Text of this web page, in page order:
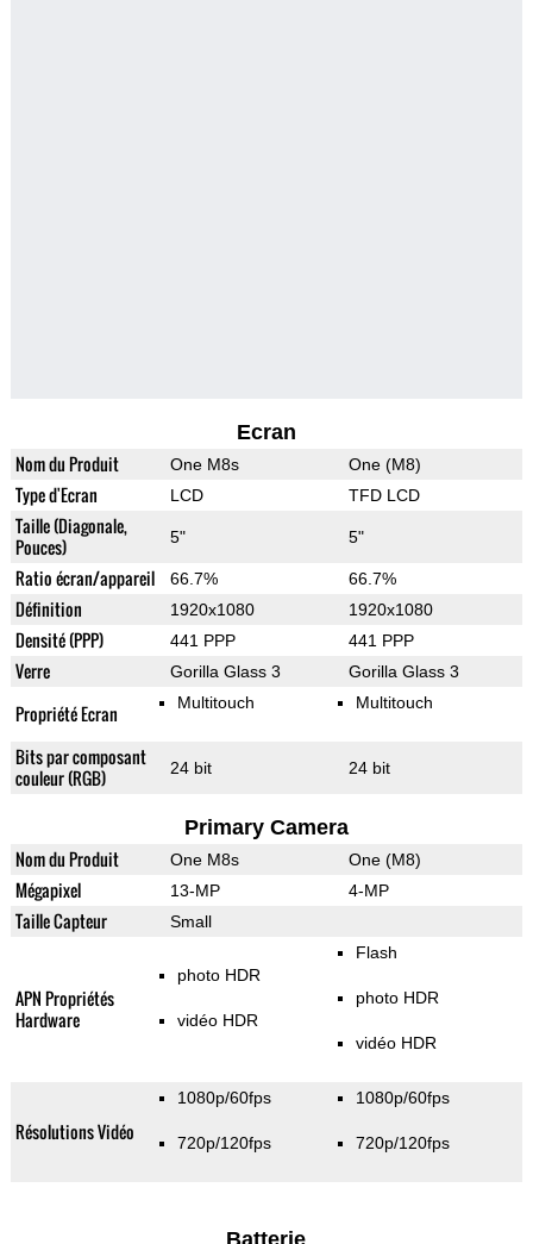
Ecran
Nom du Produit One M8s One (M8)
Type d'Ecran LCD TFD LCD
Taille (Diagonale,
Pouces)
5" 5"
Ratio écran/appareil 66.7% 66.7%
Définition 1920x1080 1920x1080
Densité (PPP) 441 PPP 441 PPP
Verre Gorilla Glass 3 Gorilla Glass 3
Propriété Ecran Multitouch Multitouch
Bits par composant
couleur (RGB)
24 bit 24 bit
Primary Camera
Nom du Produit One M8s One (M8)
Mégapixel 13-MP 4-MP
Taille Capteur Small
APN Propriétés
Hardware
photo HDR
vidéo HDR
Flash
photo HDR
vidéo HDR
Résolutions Vidéo
1080p/60fps
720p/120fps
1080p/60fps
720p/120fps